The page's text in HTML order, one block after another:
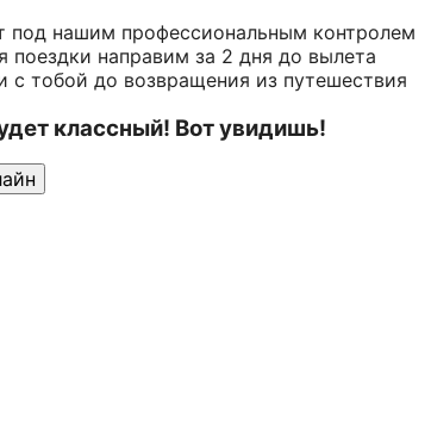
под нашим профессиональным контролем
поездки направим за 2 дня до вылета
с тобой до возвращения из путешествия
классный! Вот увидишь!